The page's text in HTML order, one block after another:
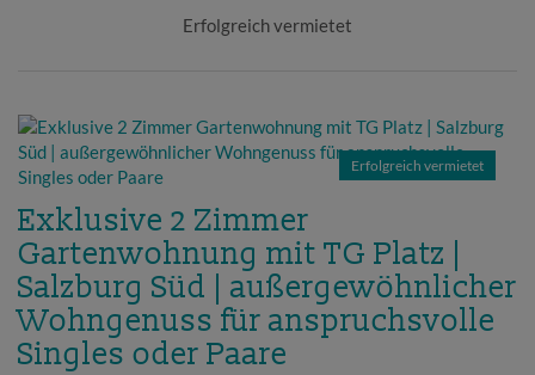
Erfolgreich vermietet
Erfolgreich vermietet
Exklusive 2 Zimmer
Gartenwohnung mit TG Platz |
Salzburg Süd | außergewöhnlicher
Wohngenuss für anspruchsvolle
Singles oder Paare